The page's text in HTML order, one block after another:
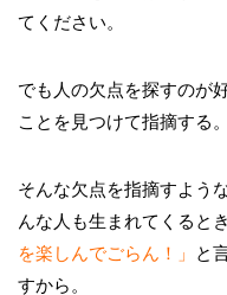
てください。
でも人の欠点を探すのが
ことを見つけて指摘する
そんな欠点を指摘すよう
んな人も生まれてくると
を楽しんでごらん！」
と
すから。